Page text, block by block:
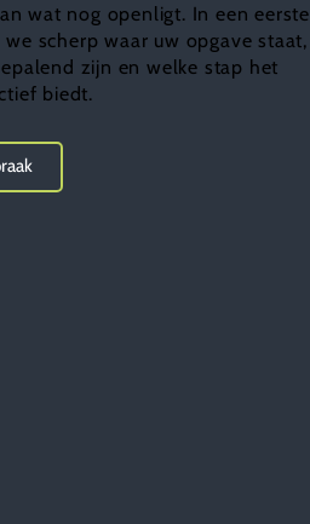
wat nog openligt. In een eerste
we scherp waar uw opgave staat,
zijn en welke stap het
biedt.